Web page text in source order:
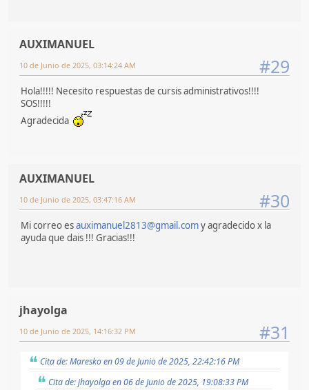
AUXIMANUEL
#29
10 de Junio de 2025, 03:14:24 AM
Hola!!!!! Necesito respuestas de cursis administrativos!!!!
SOS!!!!!
Agradecida
AUXIMANUEL
#30
10 de Junio de 2025, 03:47:16 AM
Mi correo esauximanuel2813@gmail.comy agradecido x la
ayuda que dais !!! Gracias!!!
jhayolga
#31
10 de Junio de 2025, 14:16:32 PM
Cita de: Maresko en 09 de Junio de 2025, 22:42:16 PM
Cita de: jhayolga en 06 de Junio de 2025, 19:08:33 PM